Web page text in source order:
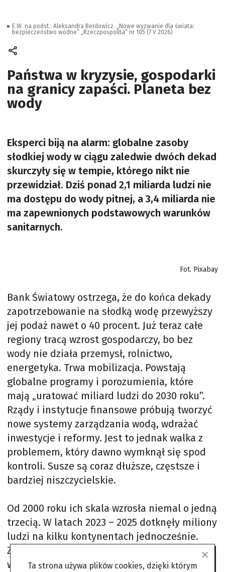
Państwa w kryzysie, gospodarki
na granicy zapaści. Planeta bez
wody
Eksperci biją na alarm: globalne zasoby
słodkiej wody w ciągu zaledwie dwóch dekad
skurczyły się w tempie, którego nikt nie
przewidział. Dziś ponad 2,1 miliarda ludzi nie
ma dostępu do wody pitnej, a 3,4 miliarda nie
ma zapewnionych podstawowych warunków
sanitarnych.
Fot. Pixabay
Bank Światowy ostrzega, że do końca dekady
zapotrzebowanie na słodką wodę przewyższy
jej podaż nawet o 40 procent. Już teraz całe
regiony tracą wzrost gospodarczy, bo bez
wody nie działa przemysł, rolnictwo,
energetyka. Trwa mobilizacja. Powstają
globalne programy i porozumienia, które
mają „uratować miliard ludzi do 2030 roku”.
Rządy i instytucje finansowe próbują tworzyć
nowe systemy zarządzania wodą, wdrażać
inwestycje i reformy. Jest to jednak walka z
problemem, który dawno wymknął się spod
kontroli. Susze są coraz dłuższe, częstsze i
bardziej niszczycielskie.
Od 2000 roku ich skala wzrosła niemal o jedną
trzecią. W latach 2023 – 2025 dotknęły miliony
ludzi na kilku kontynentach jednocześnie.
Znikają jeziora, wysychają mokradła, a
warstwy wodonośne – te, które miały być
E.W. na podst.: Aleksandra Bełdowicz. „Nowe wyzwanie dla świata:
bezpieczeństwo wodne” „Rzeczpospolita” nr 105 (7 V 2026)
Ta strona używa plików cookies, dzięki którym